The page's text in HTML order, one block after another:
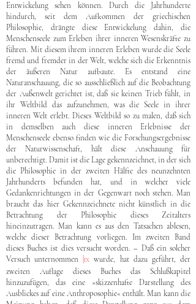
Entwickelung sehen können. Durch die Jahrhunderte
hindurch, seit dem Aufkommen der griechischen
Philosophie, drängte diese Entwickelung dahin, die
Menschenseele zum Erleben ihrer inneren Wesenskräfte zu
führen. Mit diesem ihrem inneren Erleben wurde die Seele
fremd und fremder in der Welt, welche sich die Erkenntnis
der äußeren Natur aufbaute. Es entstand eine
Naturanschauung, die so ausschließlich auf die Beobachtung
der Außenwelt gerichtet ist, daß sie keinen Trieb fühlt, in
ihr Weltbild das aufzunehmen, was die Seele in ihrer
inneren Welt erlebt. Dieses Weltbild so zu malen, daß sich
in demselben auch diese inneren Erlebnisse der
Menschenseele ebenso finden wie die Forschungsergebnisse
der Naturwissenschaft, hält diese Anschauung für
unberechtigt. Damit ist die Lage gekennzeichnet, in der sich
die Philosophie in der zweiten Hälfte des neunzehnten
Jahrhunderts befunden hat, und in welcher viele
Gedankenrichtungen in der Gegenwart noch stehen. Man
braucht das hier Gekennzeichnete nicht künstlich in die
Betrachtung der Philosophie dieses Zeitalters
hineinzutragen. Man kann es aus den Tatsachen ablesen,
welche dieser Betrachtung vorliegen. Im zweiten Band
dieses Buches ist dies versucht worden. – Daß ein solcher
Versuch unternommen
IX
wurde, hat dazu geführt, der
zweiten Auflage dieses Buches das Schlußkapitel
hinzuzufügen, das eine »skizzenhafte Darstellung des
Ausblickes auf eine Anthroposophie« enthält. Man kann die